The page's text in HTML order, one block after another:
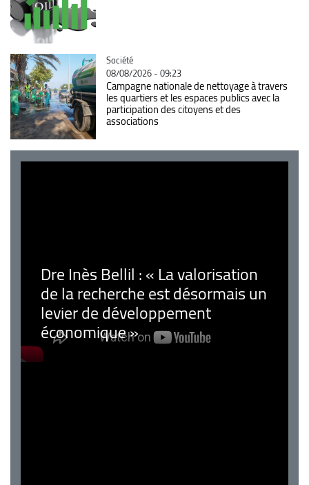
Catégorie
Société
08/08/2026 - 09:23
Campagne nationale de nettoyage à travers
les quartiers et les espaces publics avec la
participation des citoyens et des
associations
Dre Inès Bellil : « La valorisation
de la recherche est désormais un
levier de développement
économique »